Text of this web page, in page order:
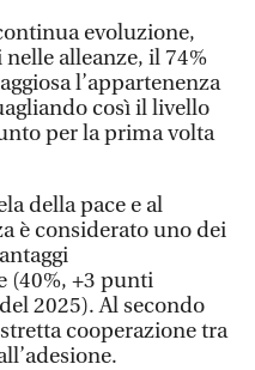
evoluzione,
alleanze, il 74%
l’appartenenza
così il livello
per la prima volta
della pace e al
è considerato uno dei
(40%, +3 punti
2025). Al secondo
cooperazione tra